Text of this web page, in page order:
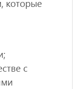
которые
с